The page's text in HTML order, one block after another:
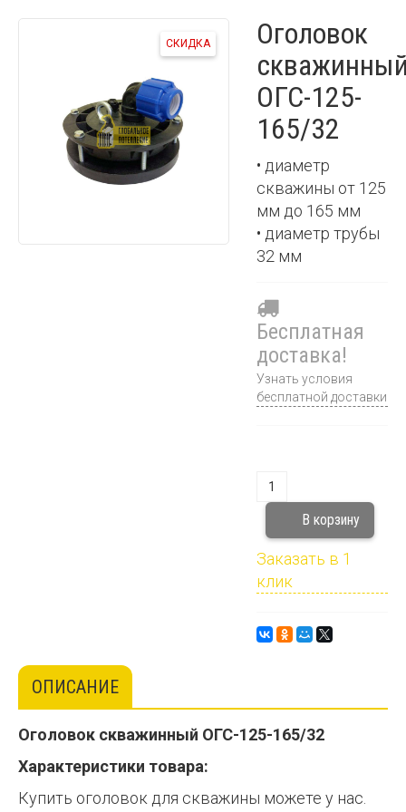
СКИДКА
Оголовок
ОГС-125-
165/32
• диаметр
скважины от 125
мм до 165 мм
• диаметр трубы
32 мм
Бесплатная
доставка!
Узнать условия
бесплатной доставки
Заказать в 1
клик
ОПИСАНИЕ
Оголовок скважинный ОГС-125-165/32
Характеристики товара:
Купить оголовок для скважины можете у нас.